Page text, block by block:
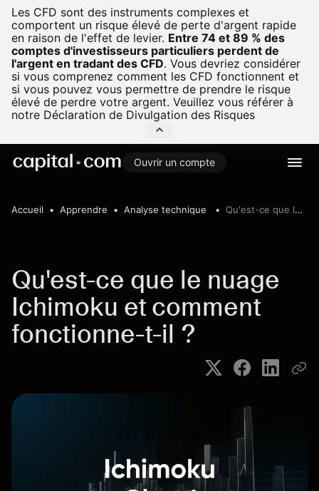
Les CFD sont des instruments complexes et
comportent un risque élevé de perte d'argent rapide
en raison de l'effet de levier. Entre 74 et 89 % des
comptes d'investisseurs particuliers perdent de
l'argent en tradant des CFD. Vous devriez considérer
si vous comprenez comment les CFD fonctionnent et
si vous pouvez vous permettre de prendre le risque
élevé de perdre votre argent. Veuillez vous référer à
notre Déclaration de Divulgation des Risques
Ouvrir un compte
Accueil Apprendre Analyse technique Qu'est-ce que le nuage Ichimoku et comment fonctionne-t-il ?
Qu'est-ce que le nuage
Ichimoku et comment
fonctionne-t-il ?